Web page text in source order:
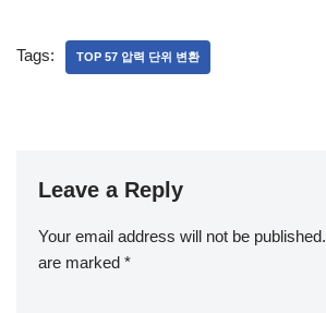
Tags: TOP 57 압력 단위 변환
Leave a Reply
Your email address will not be published.
are marked *